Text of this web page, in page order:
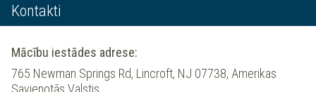
Kontakti
Mācību iestādes adrese:
765 Newman Springs Rd, Lincroft, NJ 07738, Amerikas
Savienotās Valstis